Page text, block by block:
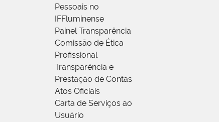
Pessoais no
IFFluminense
Painel Transparência
Comissão de Ética
Profissional
Transparência e
Prestação de Contas
Atos Oficiais
Carta de Serviços ao
Usuário